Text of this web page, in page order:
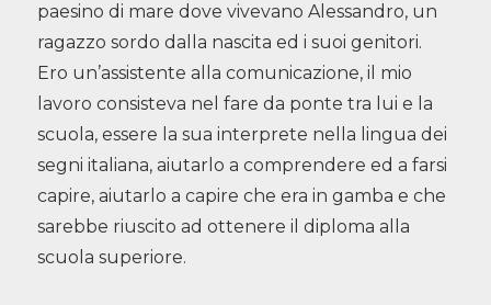
paesino di mare dove vivevano Alessandro, un
ragazzo sordo dalla nascita ed i suoi genitori.
Ero un’assistente alla comunicazione, il mio
lavoro consisteva nel fare da ponte tra lui e la
scuola, essere la sua interprete nella lingua dei
segni italiana, aiutarlo a comprendere ed a farsi
capire, aiutarlo a capire che era in gamba e che
sarebbe riuscito ad ottenere il diploma alla
scuola superiore.